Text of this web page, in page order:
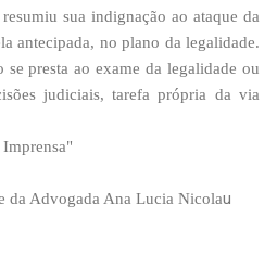
sua indignação ao ataque da
antecipada, no plano da legalidade.
se presta ao exame da legalidade ou
judiciais, tarefa própria da via
da Advogada Ana Lucia Nicolau